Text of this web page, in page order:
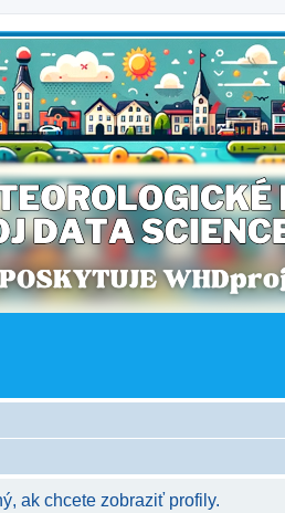
ak chcete zobraziť profily.